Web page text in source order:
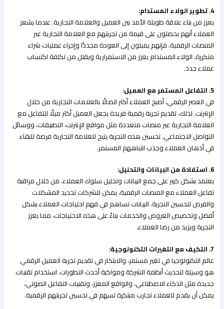
4. تطوير الولاء المستدام:
يعزز من بناء علاقة طويلة الأمد بين العميل والعلامة التجارية. عندما يشعر
العملاء أنهم يحصلون على قيمة من تجربتهم مع العلامة التجارية عبر
المنصات الرقمية، فإنهم يميلون إلى العودة مجددًا وإجراء عمليات شراء
متكررة. الولاء المستدام يعزز من الاستمرارية ويقلل من تكلفة اكتساب
عملاء جدد.
5. التفاعل المستمر مع العميل:
في العصر الرقمي، أصبح العملاء أكثر اتصالًا بالعلامات التجارية من خلال
الإنترنت. لذلك، تقديم تجربة رقمية فريدة يجعل العميل أكثر ميلًا للتفاعل مع
العلامة التجارية عبر منصات متعددة مثل مواقع الإنترنت، التطبيقات، ووسائل
التواصل الاجتماعي. تحسين هذه التجربة يتيح للعلامة التجارية فرصة للبقاء
في أذهان العملاء وجذب انتباههم المستمر.
6. استفادة من البيانات والتحليل:
يعتمد بشكل كبير على جمع البيانات وتحليل سلوك العملاء. من خلال مراقبة
تفاعل العملاء مع المنصات الرقمية، يمكن للشركات تحديد المشكلات
والفرص لتحسين التجربة. البيانات تساهم في فهم احتياجات العملاء بشكل
أفضل وتخصيص العروض والخدمات بناءً على هذه الاحتياجات، مما يعزز
التجربة ويزيد من رضا العملاء.
7. التكيف مع التغيرات التكنولوجية:
عالم التكنولوجيا في تغير مستمر، والابتكار في تقديم تجربة العميل الرقمي
هو وسيلة لتحديث أنظمة الشركة ومواكبة أحدث التطورات. استخدام تقنيات
جديدة مثل الذكاء الاصطناعي، والواقع المعزز، وتقنيات التفاعل الصوتي،
يمكن أن يقدم للعملاء تجارب مبتكرة تسهم في تحسين تجربتهم الرقمية.